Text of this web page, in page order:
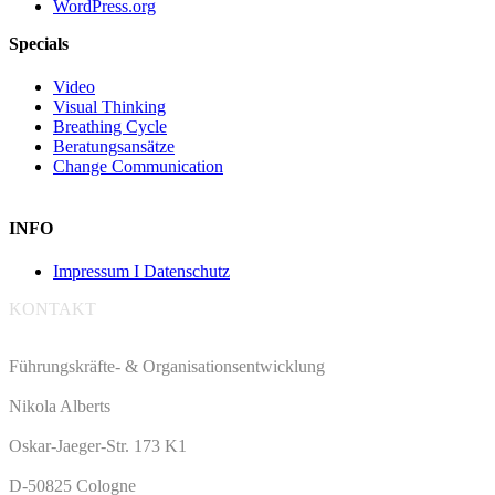
WordPress.org
Specials
Video
Visual Thinking
Breathing Cycle
Beratungsansätze
Change Communication
INFO
Impressum I Datenschutz
KONTAKT
Führungskräfte- & Organisationsentwicklung
Nikola Alberts
Oskar-Jaeger-Str. 173 K1
D-50825 Cologne